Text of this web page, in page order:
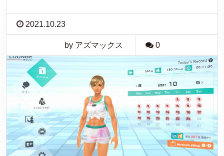
2021.10.23
by アズマックス 0